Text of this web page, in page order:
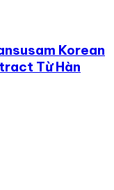
Korean
Từ Hàn